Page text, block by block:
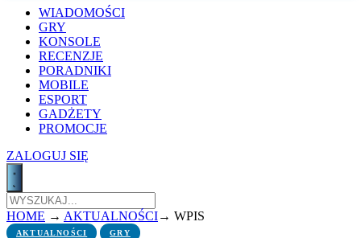
WIADOMOŚCI
GRY
KONSOLE
RECENZJE
PORADNIKI
MOBILE
ESPORT
GADŻETY
PROMOCJE
ZALOGUJ SIĘ
HOME → AKTUALNOŚCI→ WPIS
AKTUALNOŚCI GRY